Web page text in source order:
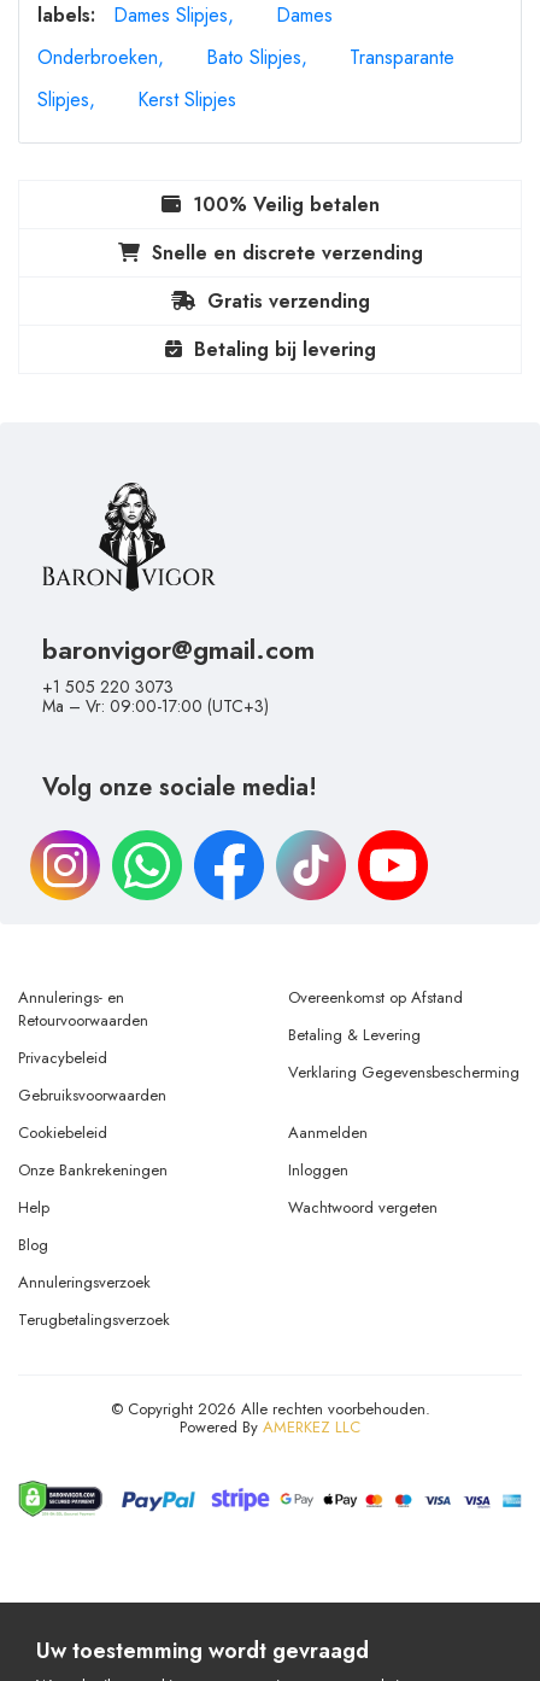
labels:
Dames Slipjes
Dames
Onderbroeken
Bato Slipjes
Transparante
Slipjes
Kerst Slipjes
100% Veilig betalen
Snelle en discrete verzending
Gratis verzending
Betaling bij levering
baronvigor@gmail.com
+1 505 220 3073
Ma – Vr: 09:00-17:00 (UTC+3)
Volg onze sociale media!
Annulerings- en
Retourvoorwaarden
Privacybeleid
Gebruiksvoorwaarden
Overeenkomst op Afstand
Betaling & Levering
Verklaring Gegevensbescherming
Cookiebeleid
Onze Bankrekeningen
Help
Aanmelden
Inloggen
Wachtwoord vergeten
Blog
Annuleringsverzoek
Terugbetalingsverzoek
© Copyright 2026 Alle rechten voorbehouden.
Powered By AMERKEZ LLC
Uw toestemming wordt gevraagd